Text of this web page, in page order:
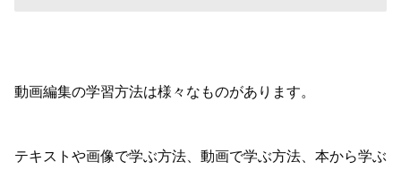
動画編集の学習方法は様々なものがあります。
テキストや画像で学ぶ方法、動画で学ぶ方法、本から学ぶ